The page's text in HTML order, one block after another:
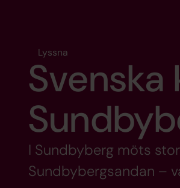
Lyssna
Svenska
I Sundbyberg möts
Sundbybergsandan –